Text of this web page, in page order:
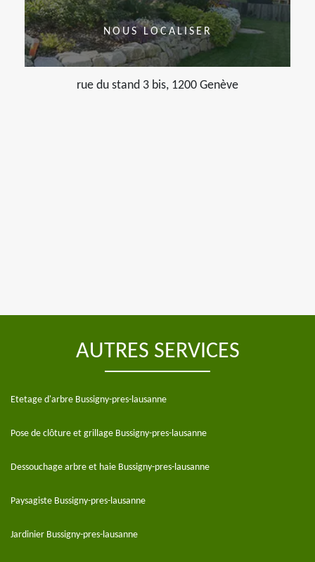
NOUS LOCALISER
rue du stand 3 bis, 1200 Genève
AUTRES SERVICES
Etetage d'arbre Bussigny-pres-lausanne
Pose de clôture et grillage Bussigny-pres-lausanne
Dessouchage arbre et haie Bussigny-pres-lausanne
Paysagiste Bussigny-pres-lausanne
Jardinier Bussigny-pres-lausanne